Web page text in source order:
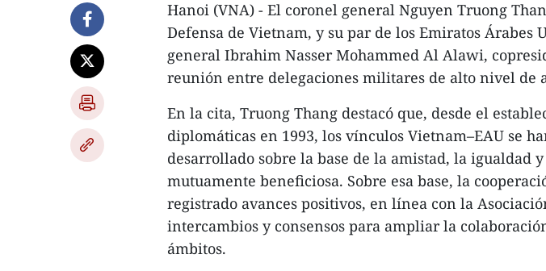
Hanoi (VNA) - El coronel general Nguyen Truong
Defensa de Vietnam, y su par de los Emiratos Árabes
general Ibrahim Nasser Mohammed Al Alawi,
reunión entre delegaciones militares de alto nivel de
En la cita, Truong Thang destacó que, desde el
diplomáticas en 1993, los vínculos Vietnam–EAU se
desarrollado sobre la base de la amistad, la igualdad
mutuamente beneficiosa. Sobre esa base, la
registrado avances positivos, en línea con la
intercambios y consensos para ampliar la
ámbitos.